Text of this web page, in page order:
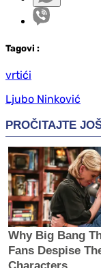
Tagovi :
vrtići
Ljubo Ninković